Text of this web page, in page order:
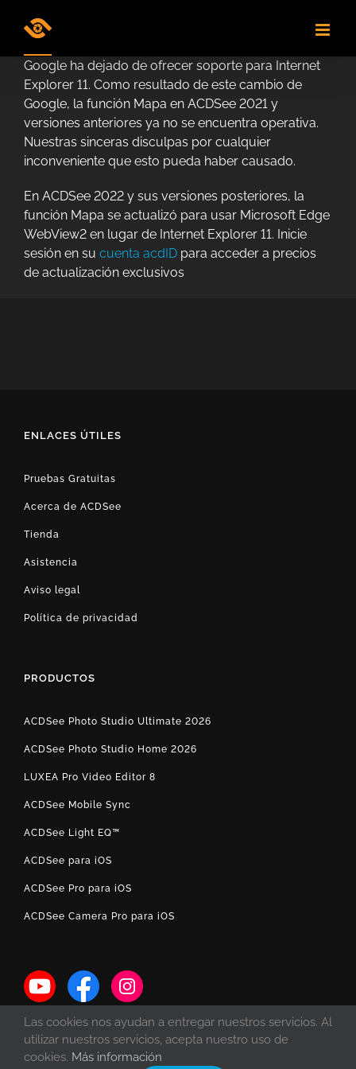
Google ha dejado de ofrecer soporte para Internet
Explorer 11. Como resultado de este cambio de
Google, la función Mapa en ACDSee 2021 y
versiones anteriores ya no se encuentra operativa.
Nuestras sinceras disculpas por cualquier
inconveniente que esto pueda haber causado.
En ACDSee 2022 y sus versiones posteriores, la
función Mapa se actualizó para usar Microsoft Edge
WebView2 en lugar de Internet Explorer 11. Inicie
sesión en su cuenta acdID para acceder a precios
de actualización exclusivos
ENLACES ÚTILES
Pruebas Gratuitas
Acerca de ACDSee
Tienda
Asistencia
Aviso legal
Política de privacidad
PRODUCTOS
ACDSee Photo Studio Ultimate 2026
ACDSee Photo Studio Home 2026
LUXEA Pro Video Editor 8
ACDSee Mobile Sync
ACDSee Light EQ™
ACDSee para iOS
ACDSee Pro para iOS
ACDSee Camera Pro para iOS
Las cookies nos ayudan a entregar nuestros servicios. Al
utilizar nuestros servicios, acepta nuestro uso de
cookies. Más información